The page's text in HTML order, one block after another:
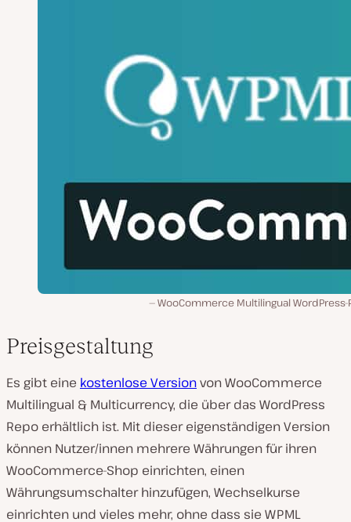
WooCommerce Multilingual WordPress-
Preisgestaltung
Es gibt eine kostenlose Versionvon WooCommerce
Multilingual & Multicurrency, die über das WordPress
Repo erhältlich ist. Mit dieser eigenständigen Version
können Nutzer/innen mehrere Währungen für ihren
WooCommerce-Shop einrichten, einen
Währungsumschalter hinzufügen, Wechselkurse
einrichten und vieles mehr, ohne dass sie WPML